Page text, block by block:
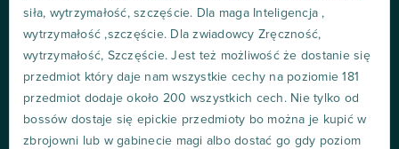
siła, wytrzymałość, szczęście. Dla maga Inteligencja ,
wytrzymałość ,szczęście. Dla zwiadowcy Zręczność,
wytrzymałość, Szczęście. Jest też możliwość że dostanie się
przedmiot który daje nam wszystkie cechy na poziomie 181
przedmiot dodaje około 200 wszystkich cech. Nie tylko od
bossów dostaje się epickie przedmioty bo można je kupić w
zbrojowni lub w gabinecie magi albo dostać go gdy poziom